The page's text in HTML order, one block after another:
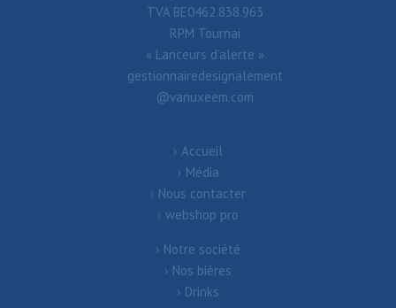
TVA BE0462.838.963
RPM Tournai
« Lanceurs d’alerte »
gestionnairedesignalement
@vanuxeem.com
Accueil
Média
Nous contacter
webshop pro
Notre société
Nos bières
Drinks